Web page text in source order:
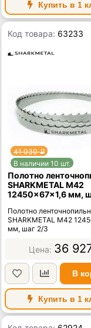
Купить в 1
Код товара: 63233
41 030p
В наличии 10 шт.
Полотно
SHARKMETAL M42
12450×67×1,6 мм,
Полотно
SHARKMETAL M42
мм, шаг 2/3
36
В
Купить в 1